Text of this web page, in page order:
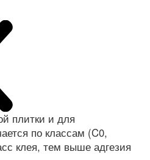
плитки и для
по классам (C0,
клея, тем выше адгезия